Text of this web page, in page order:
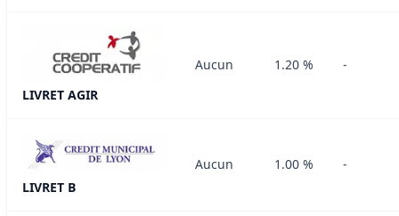
LIVRET AGIR
Aucun 1.20 % -
LIVRET B
Aucun 1.00 % -